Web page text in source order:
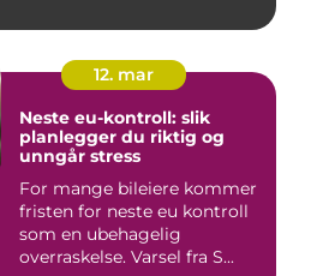
12. mar
Neste eu-kontroll: slik
planlegger du riktig og
unngår stress
For mange bileiere kommer
fristen for neste eu kontroll
som en ubehagelig
overraskelse. Varsel fra S...